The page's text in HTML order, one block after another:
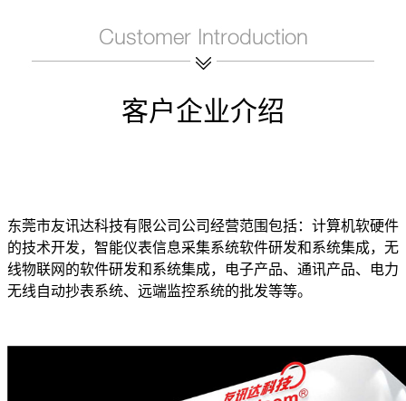
客户企业介绍
东莞市友讯达科技有限公司公司经营范围包括：计算机软硬件
的技术开发，智能仪表信息采集系统软件研发和系统集成，无
线物联网的软件研发和系统集成，电子产品、通讯产品、电力
无线自动抄表系统、远端监控系统的批发等等。